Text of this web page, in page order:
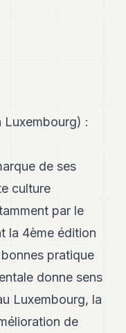
Luxembourg) :
de ses
culture
par le
la 4ème édition
pratique
donne sens
Luxembourg, la
de